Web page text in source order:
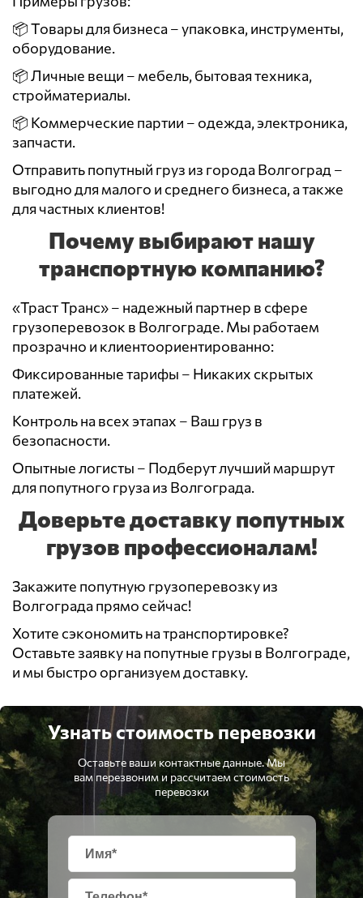
📦 Товары для бизнеса – упаковка, инструменты,
оборудование.
📦 Личные вещи – мебель, бытовая техника,
стройматериалы.
📦 Коммерческие партии – одежда, электроника,
запчасти.
Отправить попутный груз из города Волгоград –
выгодно для малого и среднего бизнеса, а также
для частных клиентов!
Почему выбирают нашу
транспортную компанию?
«Траст Транс» – надежный партнер в сфере
грузоперевозок в Волгограде. Мы работаем
прозрачно и клиентоориентированно:
Фиксированные тарифы – Никаких скрытых
платежей.
Контроль на всех этапах – Ваш груз в
безопасности.
Опытные логисты – Подберут лучший маршрут
для попутного груза из Волгограда.
Доверьте доставку попутных
грузов профессионалам!
Закажите попутную грузоперевозку из
Волгограда прямо сейчас!
Хотите сэкономить на транспортировке?
Оставьте заявку на попутные грузы в Волгограде,
и мы быстро организуем доставку.
Узнать стоимость перевозки
Оставьте ваши контактные данные. Мы
вам перезвоним и рассчитаем стоимость
перевозки